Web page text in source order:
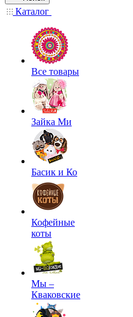
Каталог
Все товары
Зайка Ми
Басик и Ко
Кофейные
коты
Мы –
Кваковские